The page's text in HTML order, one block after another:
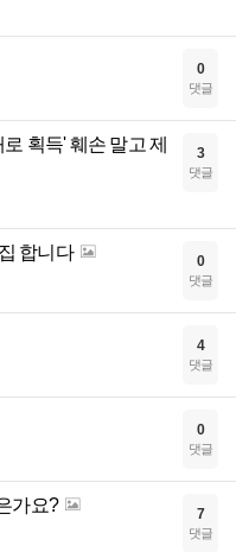
0
댓글
획득' 훼손 말고 제
3
댓글
합니다 0
댓글
4
댓글
0
댓글
가요? 7
댓글